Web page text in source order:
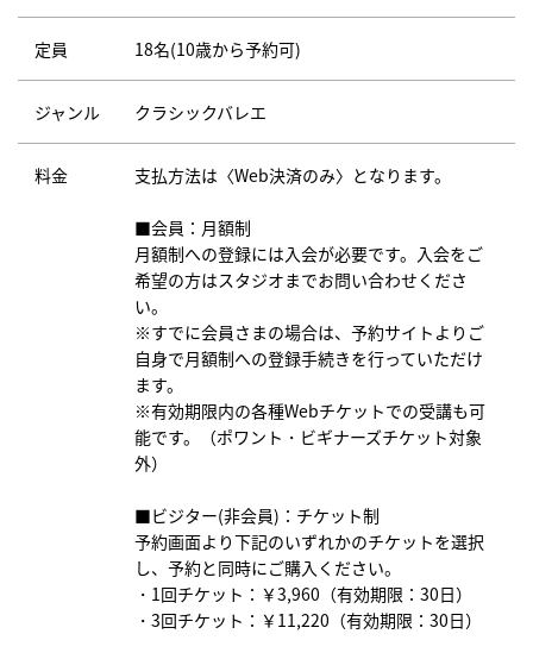
定員 18名(10歳から予約可)
ジャンル クラシックバレエ
料金 支払方法は〈Web決済のみ〉となります。
■会員：月額制
月額制への登録には入会が必要です。入会をご
希望の方はスタジオまでお問い合わせくださ
い。
※すでに会員さまの場合は、予約サイトよりご
自身で月額制への登録手続きを行っていただけ
ます。
※有効期限内の各種Webチケットでの受講も可
能です。（ポワント・ビギナーズチケット対象
外）
■ビジター(非会員)：チケット制
予約画面より下記のいずれかのチケットを選択
し、予約と同時にご購入ください。
・1回チケット：￥3,960（有効期限：30日）
・3回チケット：￥11,220（有効期限：30日）